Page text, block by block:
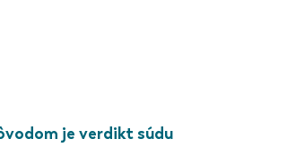
je verdikt súdu